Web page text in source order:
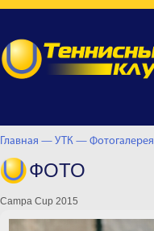
Главная — УТК — Фотогалерея
ФОТО
Campa Cup 2015